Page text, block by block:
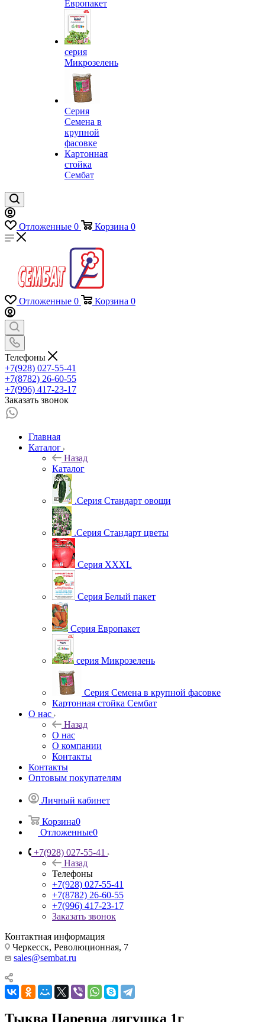
Европакет
серия
Микрозелень
Серия
Семена в
крупной
фасовке
Картонная
стойка
Сембат
Отложенные 0 Корзина 0
Отложенные 0 Корзина 0
Телефоны
+7(928) 027-55-41
+7(8782) 26-60-55
+7(996) 417-23-17
Заказать звонок
Главная
Каталог
Назад
Каталог
.Серия Стандарт овощи
.Серия Стандарт цветы
Серия XXXL
Серия Белый пакет
Серия Европакет
серия Микрозелень
Серия Семена в крупной фасовке
Картонная стойка Сембат
О нас
Назад
О нас
О компании
Контакты
Контакты
Оптовым покупателям
Личный кабинет
Корзина0
Отложенные0
+7(928) 027-55-41
Назад
Телефоны
+7(928) 027-55-41
+7(8782) 26-60-55
+7(996) 417-23-17
Заказать звонок
Контактная информация
Черкесск, Революционная, 7
sales@sembat.ru
Тыква Царевна лягушка 1г